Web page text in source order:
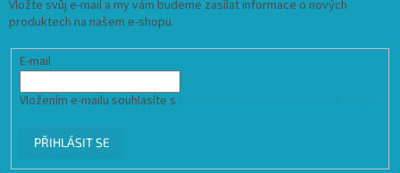
Vložte svůj e-mail a my vám budeme zasílat informace o nových
produktech na našem e-shopu.
E-mail
Vložením e-mailu souhlasíte s
PŘIHLÁSIT SE